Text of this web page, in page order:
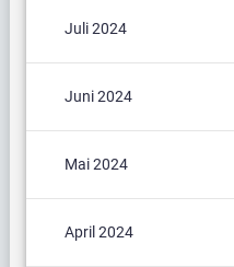
Juli 2024
Juni 2024
Mai 2024
April 2024